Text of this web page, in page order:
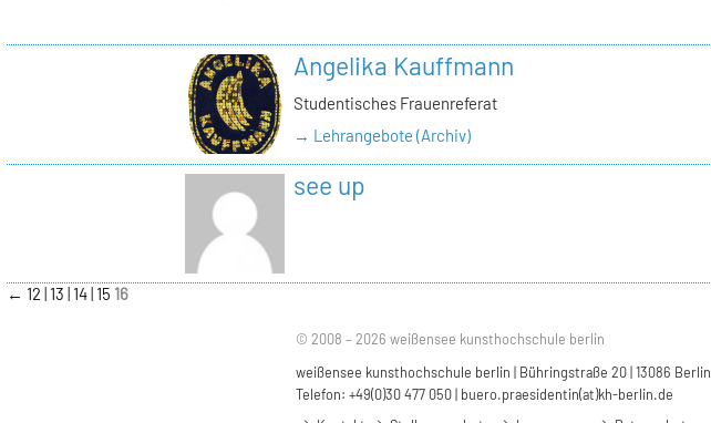
Angelika Kauffmann
Studentisches Frauenreferat
→ Lehrangebote (Archiv)
see up
← 12 13 14 15 16
© 2008 – 2026 weißensee kunsthochschule berlin
weißensee kunsthochschule berlin | Bühringstraße 20 | 13086 Berlin
Telefon: +49(0)30 477 050 | buero.praesidentin(at)kh-berlin.de